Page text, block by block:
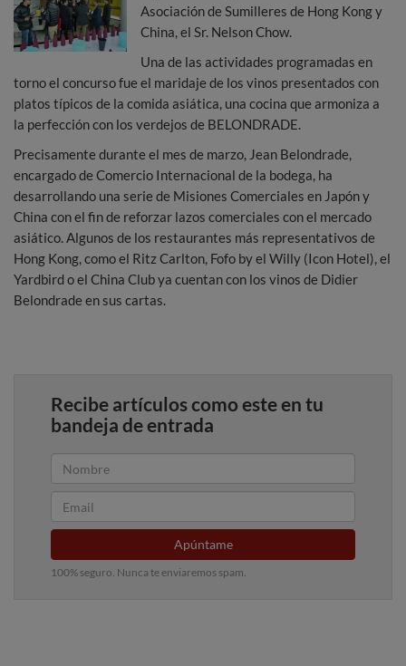
Asociación de Sumilleres de Hong Kong y
China, el Sr. Nelson Chow.
Una de las actividades programadas en
torno el concurso fue el maridaje de los vinos presentados con
platos típicos de la comida asiática, una cocina que armoniza a
la perfección con los verdejos de BELONDRADE.
Precisamente durante el mes de marzo, Jean Belondrade,
encargado de Comercio Internacional de la bodega, ha
desarrollando una serie de Misiones Comerciales en Japón y
China con el fin de reforzar lazos comerciales con el mercado
asiático. Algunos de los restaurantes más representativos de
Hong Kong, como el Ritz Carlton, Fofo by el Willy (Icon Hotel), el
Yardbird o el China Club ya cuentan con los vinos de Didier
Belondrade en sus cartas.
Recibe artículos como este en tu
bandeja de entrada
Apúntame
100% seguro. Nunca te enviaremos spam.